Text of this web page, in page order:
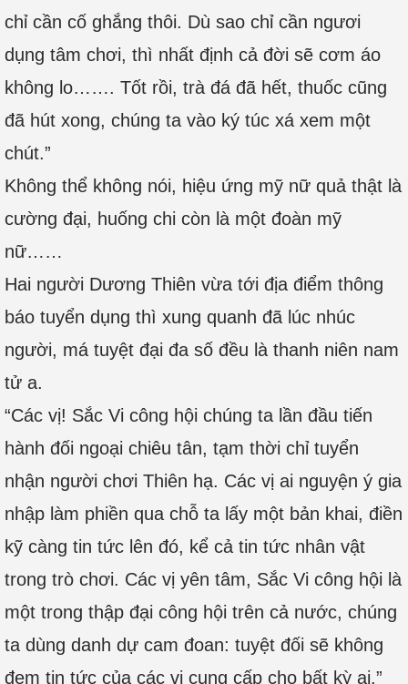
chỉ cần cố ghắng thôi. Dù sao chỉ cần ngươi
dụng tâm chơi, thì nhất định cả đời sẽ cơm áo
không lo……. Tốt rồi, trà đá đã hết, thuốc cũng
đã hút xong, chúng ta vào ký túc xá xem một
chút.”
Không thể không nói, hiệu ứng mỹ nữ quả thật là
cường đại, huống chi còn là một đoàn mỹ
nữ……
Hai người Dương Thiên vừa tới địa điểm thông
báo tuyển dụng thì xung quanh đã lúc nhúc
người, má tuyệt đại đa số đều là thanh niên nam
tử a.
“Các vị! Sắc Vi công hội chúng ta lần đầu tiến
hành đối ngoại chiêu tân, tạm thời chỉ tuyển
nhận người chơi Thiên hạ. Các vị ai nguyện ý gia
nhập làm phiền qua chỗ ta lấy một bản khai, điền
kỹ càng tin tức lên đó, kể cả tin tức nhân vật
trong trò chơi. Các vị yên tâm, Sắc Vi công hội là
một trong thập đại công hội trên cả nước, chúng
ta dùng danh dự cam đoan: tuyệt đối sẽ không
đem tin tức của các vị cung cấp cho bất kỳ ai.”